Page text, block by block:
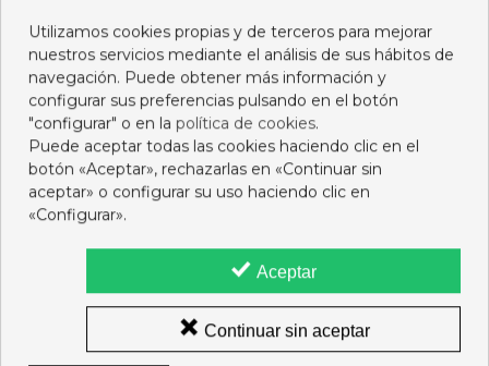
Añadir al carro Añadir al carro
Utilizamos cookies propias y de terceros para mejorar
nuestros servicios mediante el análisis de sus hábitos de
navegación. Puede obtener más información y
configurar sus preferencias pulsando en el botón
"configurar" o en la política de cookies.
Puede aceptar todas las cookies haciendo clic en el
botón «Aceptar», rechazarlas en «Continuar sin
aceptar» o configurar su uso haciendo clic en
«Configurar».
Aceptar
Continuar sin aceptar